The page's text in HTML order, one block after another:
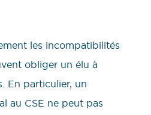
les incompatibilités
obliger un élu à
En particulier, un
au CSE ne peut pas